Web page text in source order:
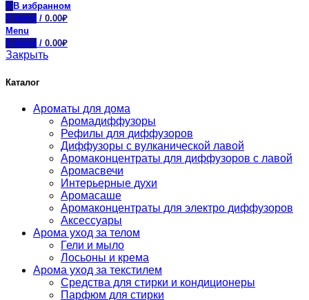
0 В избранном
0 items / 0.00₽
Menu
0 items / 0.00₽
Закрыть
Каталог
Ароматы для дома
Аромадиффузоры
Рефилы для диффузоров
Диффузоры с вулканической лавой
Аромаконцентраты для диффузоров с лавой
Аромасвечи
Интерьерные духи
Аромасаше
Аромаконцентраты для электро диффузоров
Аксессуары
Арома уход за телом
Гели и мыло
Лосьоны и крема
Арома уход за текстилем
Средства для стирки и кондиционеры
Парфюм для стирки